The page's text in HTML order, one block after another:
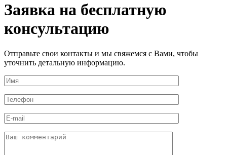
Заявка на бесплатную
консультацию
Отправьте свои контакты и мы свяжемся с Вами, чтобы
уточнить детальную информацию.